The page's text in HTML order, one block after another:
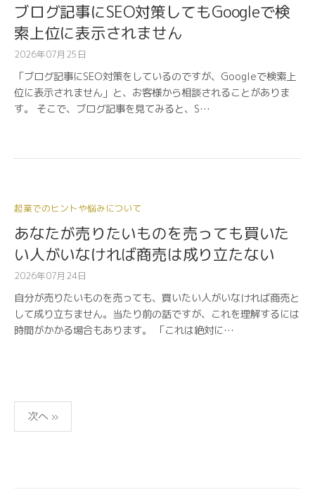
ブログ記事にSEO対策してもGoogleで検
索上位に表示されません
2026年07月25日
「ブログ記事にSEO対策をしているのですが、Googleで検索上
位に表示されません」と、お客様から相談されることがありま
す。 そこで、ブログ記事を見てみると、S…
起業でのヒントや悩みについて
あなたが売りたいものを売っても買いた
い人がいなければ商売は成り立たない
2026年07月24日
自分が売りたいものを売っても、買いたい人がいなければ商売と
して成り立ちません。当たり前の話ですが、これを理解するには
時間がかかる場合もあります。 「これは絶対に…
次へ »